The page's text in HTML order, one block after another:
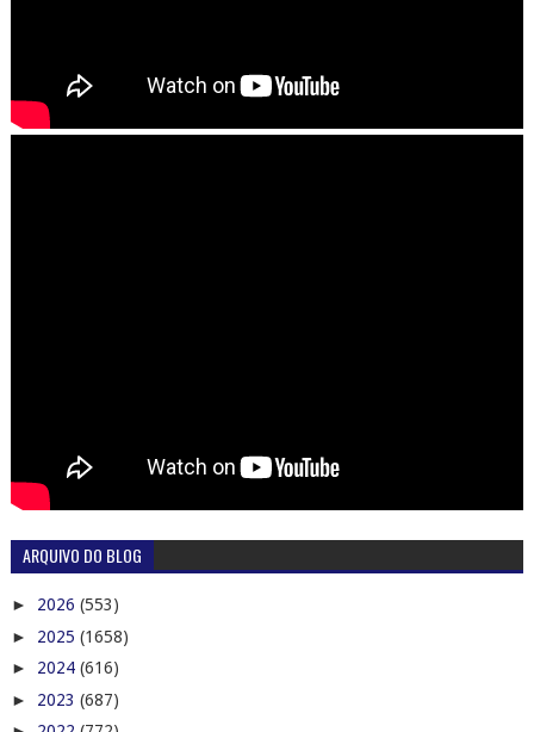
ARQUIVO DO BLOG
► 2026 (553)
► 2025 (1658)
► 2024 (616)
► 2023 (687)